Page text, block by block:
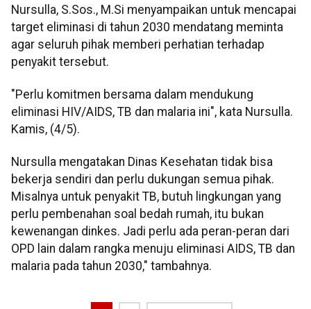
Nursulla, S.Sos., M.Si menyampaikan untuk mencapai
target eliminasi di tahun 2030 mendatang meminta
agar seluruh pihak memberi perhatian terhadap
penyakit tersebut.
"Perlu komitmen bersama dalam mendukung
eliminasi HIV/AIDS, TB dan malaria ini", kata Nursulla.
Kamis, (4/5).
Nursulla mengatakan Dinas Kesehatan tidak bisa
bekerja sendiri dan perlu dukungan semua pihak.
Misalnya untuk penyakit TB, butuh lingkungan yang
perlu pembenahan soal bedah rumah, itu bukan
kewenangan dinkes. Jadi perlu ada peran-peran dari
OPD lain dalam rangka menuju eliminasi AIDS, TB dan
malaria pada tahun 2030," tambahnya.